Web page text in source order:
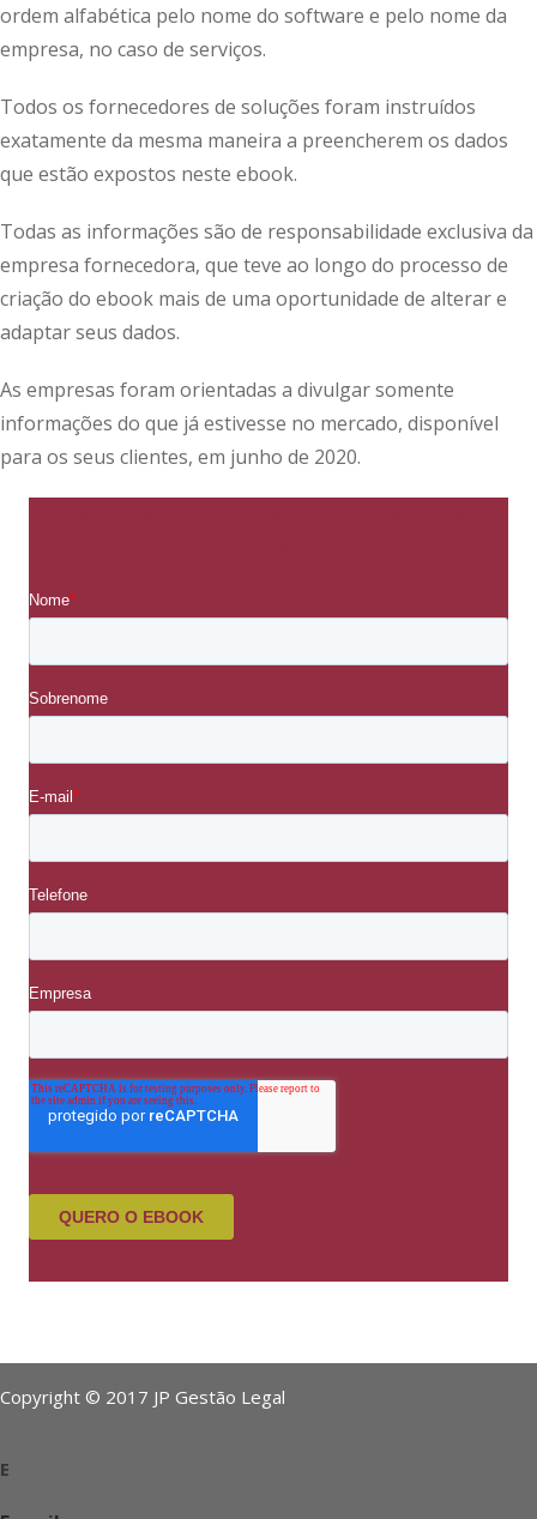
ordem alfabética pelo nome do software e pelo nome da
empresa, no caso de serviços.
Todos os fornecedores de soluções foram instruídos
exatamente da mesma maneira a preencherem os dados
que estão expostos neste ebook.
Todas as informações são de responsabilidade exclusiva da
empresa fornecedora, que teve ao longo do processo de
criação do ebook mais de uma oportunidade de alterar e
adaptar seus dados.
As empresas foram orientadas a divulgar somente
informações do que já estivesse no mercado, disponível
para os seus clientes, em junho de 2020.
Copyright © 2017 JP Gestão Legal
E